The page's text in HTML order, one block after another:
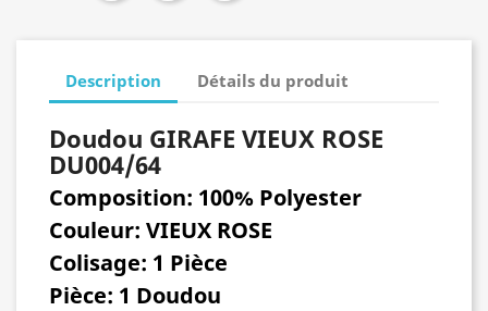
Description Détails du produit
Doudou GIRAFE VIEUX ROSE
DU004/64
Composition: 100% Polyester
Couleur: VIEUX ROSE
Colisage: 1 Pièce
Pièce: 1 Doudou